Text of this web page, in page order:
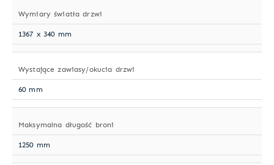
Wymiary światła drzwi
1367 x 340 mm
Wystające zawiasy/okucia drzwi
60 mm
Maksymalna długość broni
1250 mm